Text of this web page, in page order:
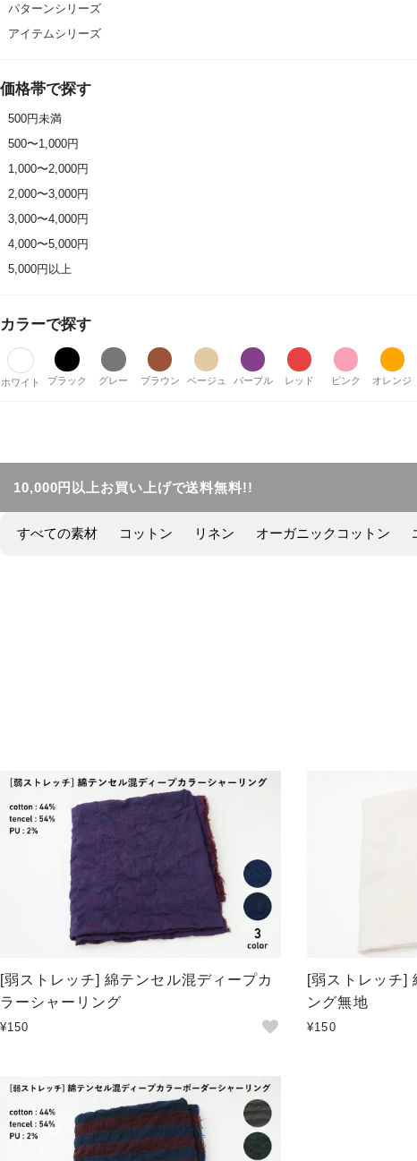
パターンシリーズ
アイテムシリーズ
価格帯で探す
500円未満
500〜1,000円
1,000〜2,000円
2,000〜3,000円
3,000〜4,000円
4,000〜5,000円
5,000円以上
カラーで探す
ホワイト ブラック グレー ブラウン ベージュ パープル レッド ピンク オレンジ
10,000円以上お買い上げで送料無料!!
すべての素材 コットン リネン オーガニックコットン
[弱ストレッチ] 綿テンセル混ディープカ
ラーシャーリング
¥150
[弱ストレッチ]
ング無地
¥150